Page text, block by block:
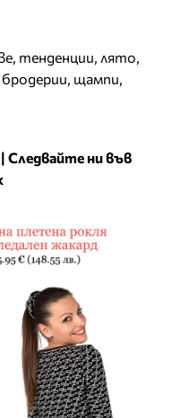
, тенденции, лято,
бродерии, щампи,
| Следвайте ни във